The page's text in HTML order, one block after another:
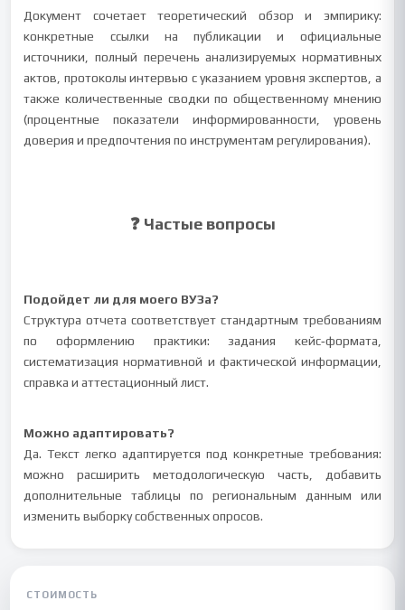
Документ сочетает теоретический обзор и эмпирику:
конкретные ссылки на публикации и официальные
источники, полный перечень анализируемых нормативных
актов, протоколы интервью с указанием уровня экспертов, а
также количественные сводки по общественному мнению
(процентные показатели информированности, уровень
доверия и предпочтения по инструментам регулирования).
❓ Частые вопросы
Подойдет ли для моего ВУЗа?
Структура отчета соответствует стандартным требованиям
по оформлению практики: задания кейс‑формата,
систематизация нормативной и фактической информации,
справка и аттестационный лист.
Можно адаптировать?
Да. Текст легко адаптируется под конкретные требования:
можно расширить методологическую часть, добавить
дополнительные таблицы по региональным данным или
изменить выборку собственных опросов.
СТОИМОСТЬ